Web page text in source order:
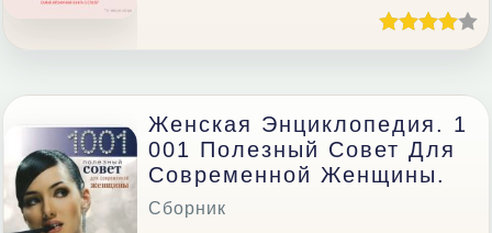
Женская Энциклопедия. 1
001 Полезный Совет Для
Современной Женщины.
Сборник